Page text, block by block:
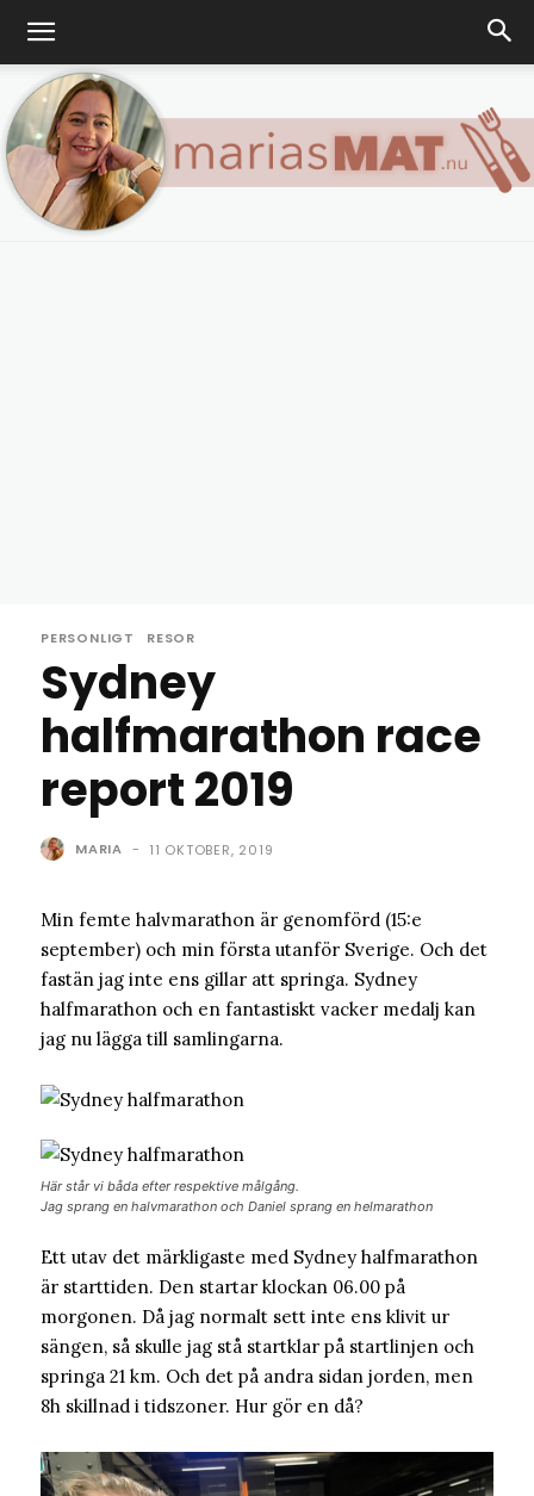
PERSONLIGT RESOR
Sydney
halfmarathon race
report 2019
MARIA - 11 OKTOBER, 2019
Min femte halvmarathon är genomförd (15:e
september) och min första utanför Sverige. Och det
fastän jag inte ens gillar att springa. Sydney
halfmarathon och en fantastiskt vacker medalj kan
jag nu lägga till samlingarna.
Här står vi båda efter respektive målgång.
Jag sprang en halvmarathon och Daniel sprang en helmarathon
Ett utav det märkligaste med Sydney halfmarathon
är starttiden. Den startar klockan 06.00 på
morgonen. Då jag normalt sett inte ens klivit ur
sängen, så skulle jag stå startklar på startlinjen och
springa 21 km. Och det på andra sidan jorden, men
8h skillnad i tidszoner. Hur gör en då?